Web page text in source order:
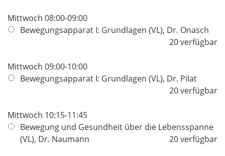
Mittwoch 08:00-09:00
Bewegungsapparat I: Grundlagen (VL), Dr. Onasch
20 verfügbar
Mittwoch 09:00-10:00
Bewegungsapparat I: Grundlagen (VL), Dr. Pilat
20 verfügbar
Mittwoch 10:15-11:45
Bewegung und Gesundheit über die Lebensspanne
(VL), Dr. Naumann
20 verfügbar